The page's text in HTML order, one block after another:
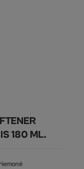
180 ML.